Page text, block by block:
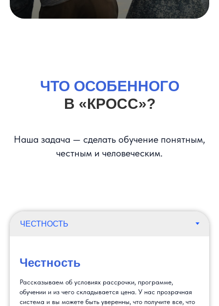
ЧТО ОСОБЕННОГО
В «КРОСС»?
Наша задача — сделать обучение понятным,
честным и человеческим.
Честность
Рассказываем об условиях рассрочки, программе,
обучении и из чего складывается цена. У нас прозрачная
система и вы можете быть уверенны, что получите все, что